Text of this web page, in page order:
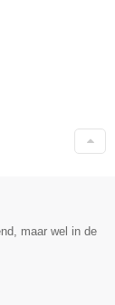
maar wel in de